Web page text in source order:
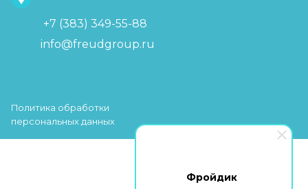
Фройдик
+7 (383) 349-55-88
info@freudgroup.ru
Политика обработки
персональных данных